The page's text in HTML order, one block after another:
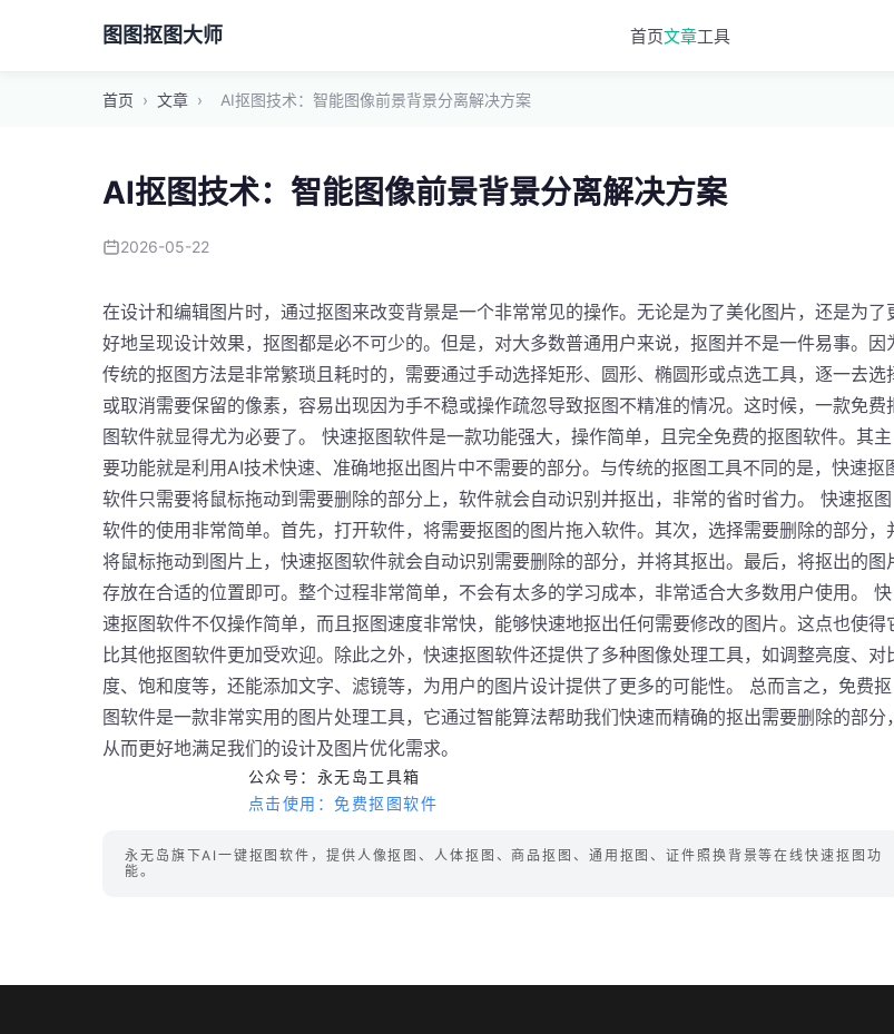
图图抠图大师 首页文章工具
首页 › 文章 › AI抠图技术：智能图像前景背景分离解决方案
AI抠图技术：智能图像前景背景分离解决方案
2026-05-22
在设计和编辑图片时，通过抠图来改变背景是一个非常常见的操作。无论是为了美化图片，还是为了
好地呈现设计效果，抠图都是必不可少的。但是，对大多数普通用户来说，抠图并不是一件易事。因
传统的抠图方法是非常繁琐且耗时的，需要通过手动选择矩形、圆形、椭圆形或点选工具，逐一去选
或取消需要保留的像素，容易出现因为手不稳或操作疏忽导致抠图不精准的情况。这时候，一款免费
图软件就显得尤为必要了。 快速抠图软件是一款功能强大，操作简单，且完全免费的抠图软件。其主
要功能就是利用AI技术快速、准确地抠出图片中不需要的部分。与传统的抠图工具不同的是，快速抠
软件只需要将鼠标拖动到需要删除的部分上，软件就会自动识别并抠出，非常的省时省力。 快速抠图
软件的使用非常简单。首先，打开软件，将需要抠图的图片拖入软件。其次，选择需要删除的部分，
将鼠标拖动到图片上，快速抠图软件就会自动识别需要删除的部分，并将其抠出。最后，将抠出的图
存放在合适的位置即可。整个过程非常简单，不会有太多的学习成本，非常适合大多数用户使用。 快
速抠图软件不仅操作简单，而且抠图速度非常快，能够快速地抠出任何需要修改的图片。这点也使得
比其他抠图软件更加受欢迎。除此之外，快速抠图软件还提供了多种图像处理工具，如调整亮度、对
度、饱和度等，还能添加文字、滤镜等，为用户的图片设计提供了更多的可能性。 总而言之，免费抠
图软件是一款非常实用的图片处理工具，它通过智能算法帮助我们快速而精确的抠出需要删除的部分，
从而更好地满足我们的设计及图片优化需求。
公众号：永无岛工具箱
点击使用：免费抠图软件
永无岛旗下AI一键抠图软件，提供人像抠图、人体抠图、商品抠图、通用抠图、证件照换背景等在线快速抠图功
能。